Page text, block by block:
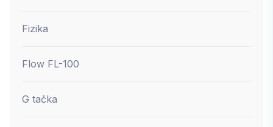
Fizika
Flow FL-100
G tačka